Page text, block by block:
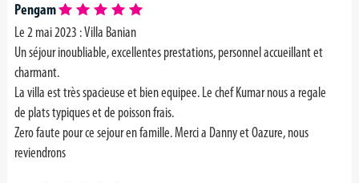
Pengam
Le 2 mai 2023 : Villa Banian
Un séjour inoubliable, excellentes prestations, personnel accueillant et
charmant.
La villa est très spacieuse et bien equipee. Le chef Kumar nous a regale
de plats typiques et de poisson frais.
Zero faute pour ce sejour en famille. Merci a Danny et Oazure, nous
reviendrons